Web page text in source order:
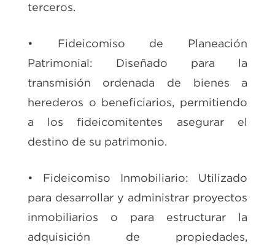
terceros.
• Fideicomiso de Planeación
Patrimonial: Diseñado para la
transmisión ordenada de bienes a
herederos o beneficiarios, permitiendo
a los fideicomitentes asegurar el
destino de su patrimonio.
• Fideicomiso Inmobiliario: Utilizado
para desarrollar y administrar proyectos
inmobiliarios o para estructurar la
adquisición de propiedades,